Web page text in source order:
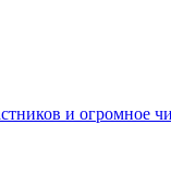
и огромное